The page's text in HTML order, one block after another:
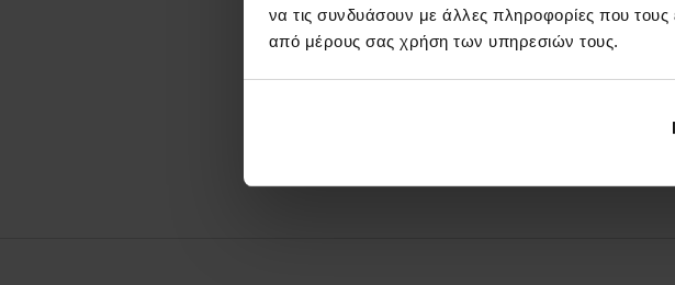
να τις συνδυάσουν με άλλες πληροφορίες που τους
από μέρους σας χρήση των υπηρεσιών τους.